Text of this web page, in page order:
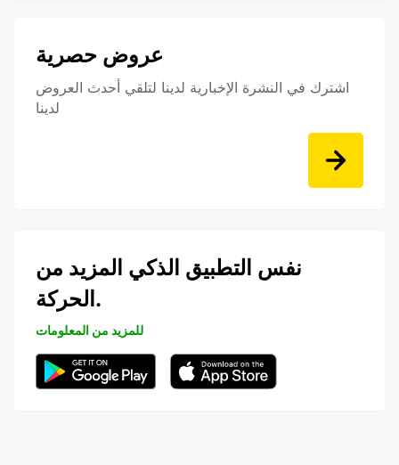
عروض حصرية
اشترك في النشرة الإخبارية لدينا لتلقي أحدث العروض
لدينا
نفس التطبيق الذكي المزيد من
الحركة.
للمزيد من المعلومات